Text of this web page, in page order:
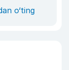
o‘ting